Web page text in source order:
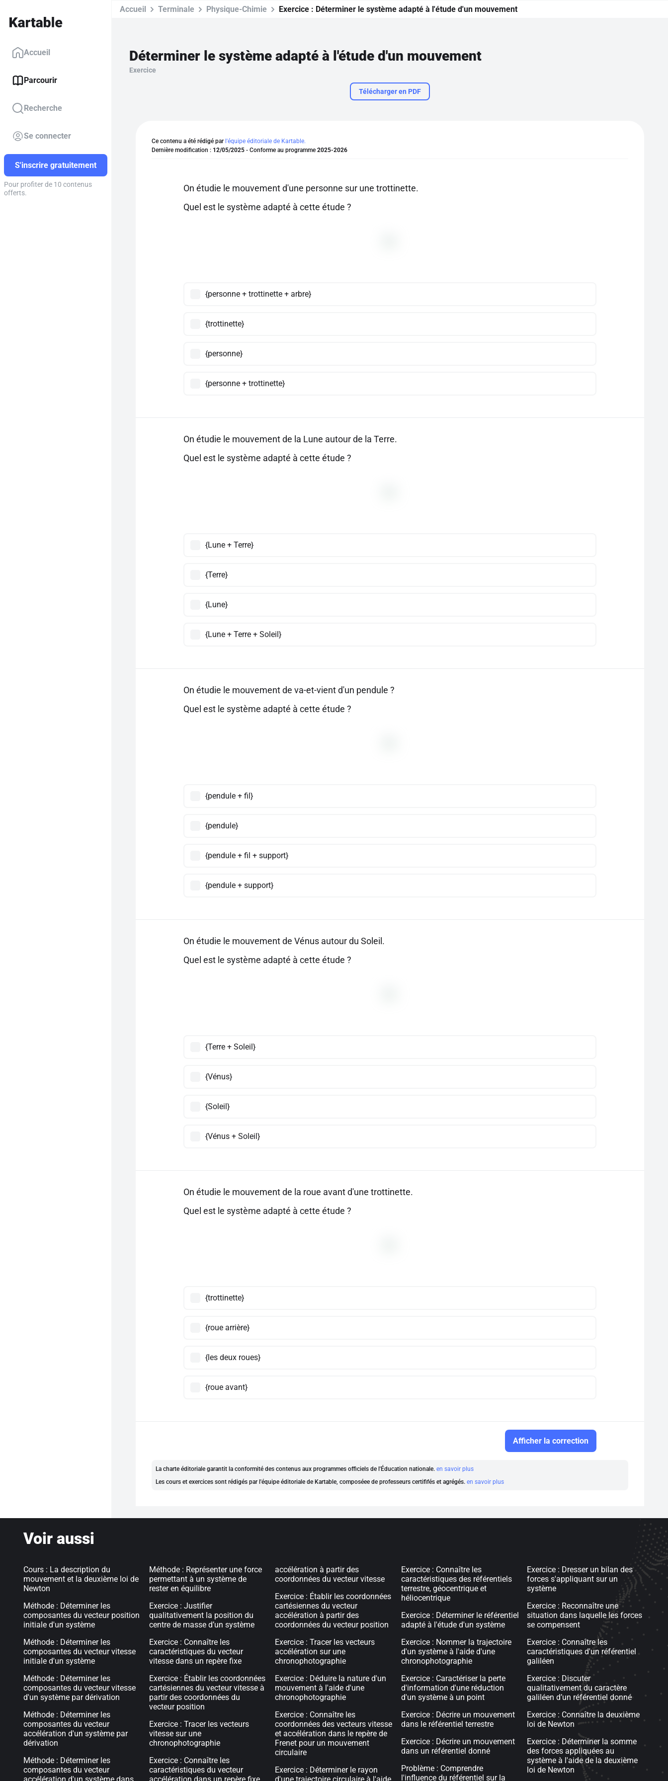
Accueil
Parcourir
Recherche
Se connecter
S'inscrire gratuitement
Pour profiter de 10 contenus
offerts.
Accueil Terminale Physique-Chimie Exercice : Déterminer le système adapté à l'étude d'un mouvement
Déterminer le système adapté à l'étude d'un mouvement
Exercice
Télécharger en PDF
Ce contenu a été rédigé par l'équipe éditoriale de Kartable.
Dernière modification : 12/05/2025 - Conforme au programme 2025-2026
On étudie le mouvement d'une personne sur une trottinette.
Quel est le système adapté à cette étude ?
{personne + trottinette + arbre}
{trottinette}
{personne}
{personne + trottinette}
On étudie le mouvement de la Lune autour de la Terre.
Quel est le système adapté à cette étude ?
{Lune + Terre}
{Terre}
{Lune}
{Lune + Terre + Soleil}
On étudie le mouvement de va-et-vient d'un pendule ?
Quel est le système adapté à cette étude ?
{pendule + fil}
{pendule}
{pendule + fil + support}
{pendule + support}
On étudie le mouvement de Vénus autour du Soleil.
Quel est le système adapté à cette étude ?
{Terre + Soleil}
{Vénus}
{Soleil}
{Vénus + Soleil}
On étudie le mouvement de la roue avant d'une trottinette.
Quel est le système adapté à cette étude ?
{trottinette}
{roue arrière}
{les deux roues}
{roue avant}
Afficher la correction
La charte éditoriale garantit la conformité des contenus aux programmes officiels de l'Éducation nationale. en savoir plus
Les cours et exercices sont rédigés par l'équipe éditoriale de Kartable, composéee de professeurs certififés et agrégés. en savoir plus
Voir aussi
Cours : La description du
mouvement et la deuxième loi de
Newton
Méthode : Déterminer les
composantes du vecteur position
initiale d'un système
Méthode : Déterminer les
composantes du vecteur vitesse
initiale d'un système
Méthode : Déterminer les
composantes du vecteur vitesse
d'un système par dérivation
Méthode : Déterminer les
composantes du vecteur
accélération d'un système par
dérivation
Méthode : Déterminer les
composantes du vecteur
Méthode : Représenter une force
permettant à un système de
rester en équilibre
Exercice : Justifier
qualitativement la position du
centre de masse d’un système
Exercice : Connaître les
caractéristiques du vecteur
vitesse dans un repère fixe
Exercice : Établir les coordonnées
cartésiennes du vecteur vitesse à
partir des coordonnées du
vecteur position
Exercice : Tracer les vecteurs
vitesse sur une
chronophotographie
Exercice : Connaître les
caractéristiques du vecteur
accélération à partir des
coordonnées du vecteur vitesse
Exercice : Établir les coordonnées
cartésiennes du vecteur
accélération à partir des
coordonnées du vecteur position
Exercice : Tracer les vecteurs
accélération sur une
chronophotographie
Exercice : Déduire la nature d'un
mouvement à l'aide d'une
chronophotographie
Exercice : Connaître les
coordonnées des vecteurs vitesse
et accélération dans le repère de
Frenet pour un mouvement
circulaire
Exercice : Déterminer le rayon
Exercice : Connaître les
caractéristiques des référentiels
terrestre, géocentrique et
héliocentrique
Exercice : Déterminer le référentiel
adapté à l'étude d'un système
Exercice : Nommer la trajectoire
d'un système à l'aide d'une
chronophotographie
Exercice : Caractériser la perte
d'information d'une réduction
d'un système à un point
Exercice : Décrire un mouvement
dans le référentiel terrestre
Exercice : Décrire un mouvement
dans un référentiel donné
Problème : Comprendre
l'influence du référentiel sur la
Exercice : Dresser un bilan des
forces s'appliquant sur un
système
Exercice : Reconnaître une
situation dans laquelle les forces
se compensent
Exercice : Connaître les
caractéristiques d'un référentiel
galiléen
Exercice : Discuter
qualitativement du caractère
galiléen d’un référentiel donné
Exercice : Connaître la deuxième
loi de Newton
Exercice : Déterminer la somme
des forces appliquées au
système à l'aide de la deuxième
loi de Newton